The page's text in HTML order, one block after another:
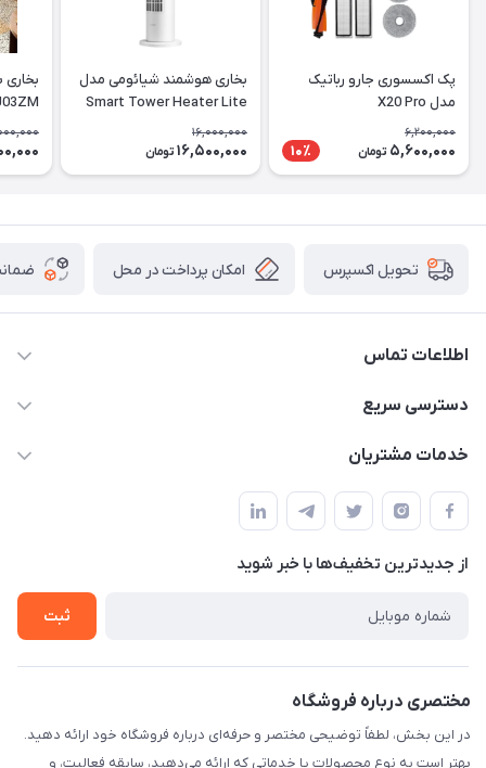
پک اکسسوری جارو رباتیک
مدل X20 Pro
6,200,000
5,600,000 تومان 10٪
بخاری هوشمند شیائومی مدل
Smart Tower Heater Lite
16,000,000
16,500,000 تومان
تحویل اکسپرس امکان پرداخت در محل
اطلاعات تماس
۰۲۱۰۰۰۰۰۰۰۰
دسترسی سریع
حساب کاربری
لیست محصولات
درباره ما
خدمات مشتریان
قوانین و مقررات
حریم خصوصی
راهنما
از جدید‌ترین تخفیف‌ها با‌ خبر شوید
ثبت
مختصری درباره فروشگاه
در این بخش، لطفاً توضیحی مختصر و حرفه‌ای درباره فروشگاه خود ارائه دهید.
بهتر است به نوع محصولات یا خدماتی که ارائه می‌دهید، سابقه فعالیت، و